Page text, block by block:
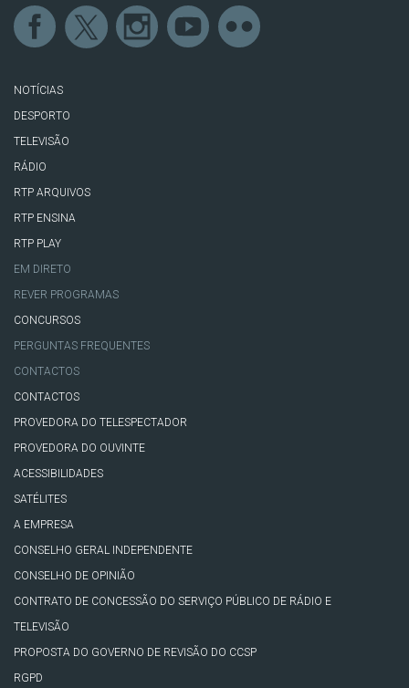
NOTÍCIAS
DESPORTO
TELEVISÃO
RÁDIO
RTP ARQUIVOS
RTP ENSINA
RTP PLAY
EM DIRETO
REVER PROGRAMAS
CONCURSOS
PERGUNTAS FREQUENTES
CONTACTOS
CONTACTOS
PROVEDORA DO TELESPECTADOR
PROVEDORA DO OUVINTE
ACESSIBILIDADES
SATÉLITES
A EMPRESA
CONSELHO GERAL INDEPENDENTE
CONSELHO DE OPINIÃO
CONTRATO DE CONCESSÃO DO SERVIÇO PÚBLICO DE RÁDIO E
TELEVISÃO
PROPOSTA DO GOVERNO DE REVISÃO DO CCSP
RGPD